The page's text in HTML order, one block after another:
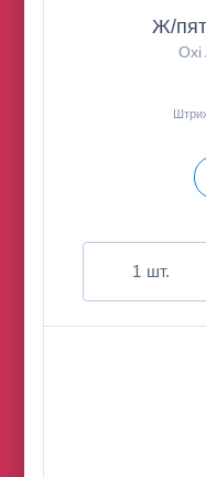
Ж/
Oxi
шт.